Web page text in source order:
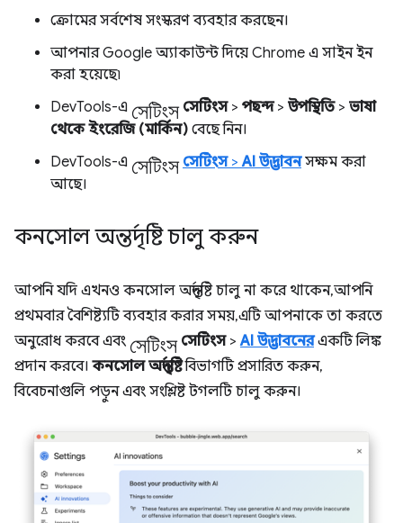
ক্রোমের সর্বশেষ সংস্করণ ব্যবহার করছেন।
আপনার Google অ্যাকাউন্ট দিয়ে Chrome এ সাইন ইন
করা হয়েছে৷
DevTools-এ সেটিংস সেটিংস> পছন্দ> উপস্থিতি> ভাষা
থেকে ইংরেজি (মার্কিন) বেছে নিন।
DevTools-এ সেটিংস সেটিংস>AI উদ্ভাবনসক্ষম করা
আছে।
কনসোল অন্তর্দৃষ্টি চালু করুন
আপনি যদি এখনও কনসোল অন্তর্দৃষ্টি চালু না করে থাকেন, আপনি
প্রথমবার বৈশিষ্ট্যটি ব্যবহার করার সময়, এটি আপনাকে তা করতে
অনুরোধ করবে এবং সেটিংস সেটিংস>AI উদ্ভাবনেরএকটি লিঙ্ক
প্রদান করবে।কনসোল অন্তর্দৃষ্টিবিভাগটি প্রসারিত করুন,
বিবেচনাগুলি পড়ুন এবং সংশ্লিষ্ট টগলটি চালু করুন।